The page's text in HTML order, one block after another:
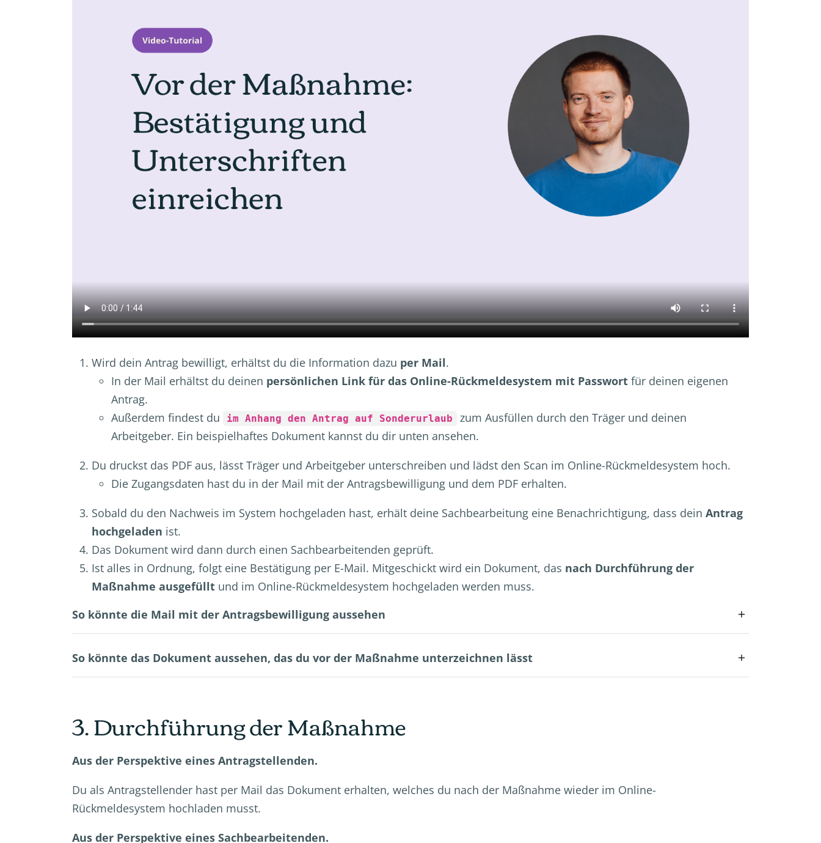
Wird dein Antrag bewilligt, erhältst du die Information dazu per Mail.
In der Mail erhältst du deinen persönlichen Link für das Online-Rückmeldesystem mit Passwort für deinen eigenen
Antrag.
Außerdem findest du
im Anhang den Antrag auf Sonderurlaub
zum Ausfüllen durch den Träger und deinen
Arbeitgeber. Ein beispielhaftes Dokument kannst du dir unten ansehen.
Du druckst das PDF aus, lässt Träger und Arbeitgeber unterschreiben und lädst den Scan im Online-Rückmeldesystem hoch.
Die Zugangsdaten hast du in der Mail mit der Antragsbewilligung und dem PDF erhalten.
Sobald du den Nachweis im System hochgeladen hast, erhält deine Sachbearbeitung eine Benachrichtigung, dass dein Antrag
hochgeladen ist.
Das Dokument wird dann durch einen Sachbearbeitenden geprüft.
Ist alles in Ordnung, folgt eine Bestätigung per E-Mail. Mitgeschickt wird ein Dokument, das nach Durchführung der
Maßnahme ausgefüllt und im Online-Rückmeldesystem hochgeladen werden muss.
So könnte die Mail mit der Antragsbewilligung aussehen
So könnte das Dokument aussehen, das du vor der Maßnahme unterzeichnen lässt
3. Durchführung der Maßnahme
Aus der Perspektive eines Antragstellenden.
Du als Antragstellender hast per Mail das Dokument erhalten, welches du nach der Maßnahme wieder im Online-
Rückmeldesystem hochladen musst.
Aus der Perspektive eines Sachbearbeitenden.